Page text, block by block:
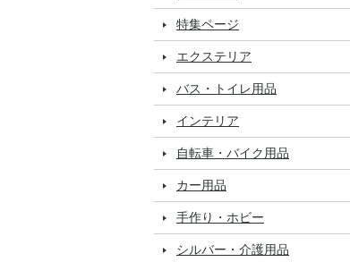
特集ページ
エクステリア
バス・トイレ用品
インテリア
自転車・バイク用品
カー用品
手作り・ホビー
シルバー・介護用品